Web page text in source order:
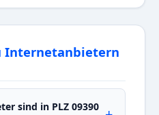
Internetanbietern
sind in PLZ 09390